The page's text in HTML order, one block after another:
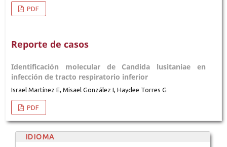
PDF
Reporte de casos
Identificación molecular de Candida lusitaniae en
infección de tracto respiratorio inferior
Israel Martínez E, Misael González I, Haydee Torres G
PDF
IDIOMA